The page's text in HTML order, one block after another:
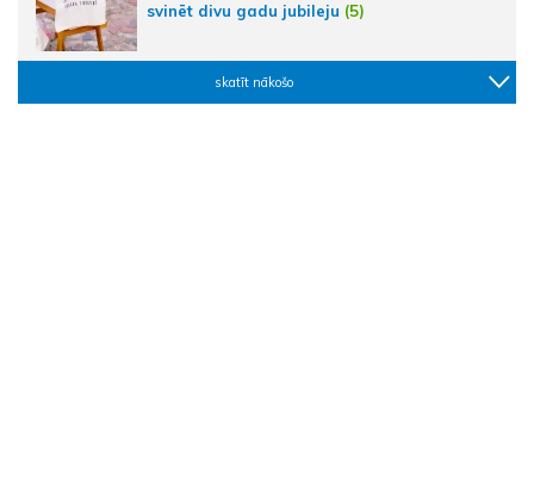
svinēt divu gadu jubileju (5)
skatīt nākošo